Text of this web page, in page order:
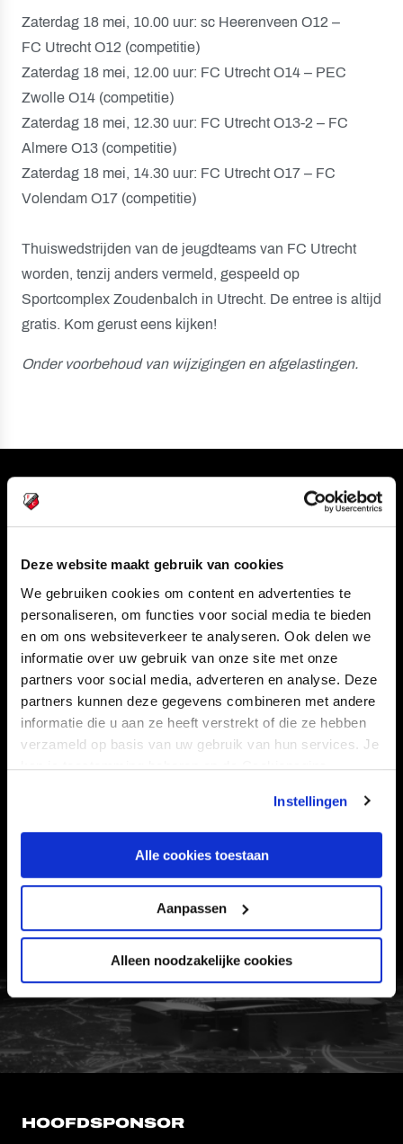
Deze website maakt gebruik van cookies
We gebruiken cookies om content en advertenties te
personaliseren, om functies voor social media te bieden
en om ons websiteverkeer te analyseren. Ook delen we
informatie over uw gebruik van onze site met onze
partners voor social media, adverteren en analyse. Deze
partners kunnen deze gegevens combineren met andere
informatie die u aan ze heeft verstrekt of die ze hebben
verzameld op basis van uw gebruik van hun services. Je
kan je toestemming beheren op de Cookiepagina.
Instellingen
Alle cookies toestaan
Aanpassen
Alleen noodzakelijke cookies
Zaterdag 18 mei, 10.00 uur: sc Heerenveen O12 –
FC Utrecht O12 (competitie)
Zaterdag 18 mei, 12.00 uur: FC Utrecht O14 – PEC
Zwolle O14 (competitie)
Zaterdag 18 mei, 12.30 uur: FC Utrecht O13-2 – FC
Almere O13 (competitie)
Zaterdag 18 mei, 14.30 uur: FC Utrecht O17 – FC
Volendam O17 (competitie)
Thuiswedstrijden van de jeugdteams van FC Utrecht
worden, tenzij anders vermeld, gespeeld op
Sportcomplex Zoudenbalch in Utrecht. De entree is altijd
gratis. Kom gerust eens kijken!
Onder voorbehoud van wijzigingen en afgelastingen.
Navigeer naar
CLUB
TEAMS
STADION
SUPPORTERS
FOUNDATION
KAARTVERKOOP
VEELGESTELDE VRAGEN
CONTACT
VERTROUWENSPERSOON
FC Utrecht<br>vanuit<br>het
HOOFDSPONSOR